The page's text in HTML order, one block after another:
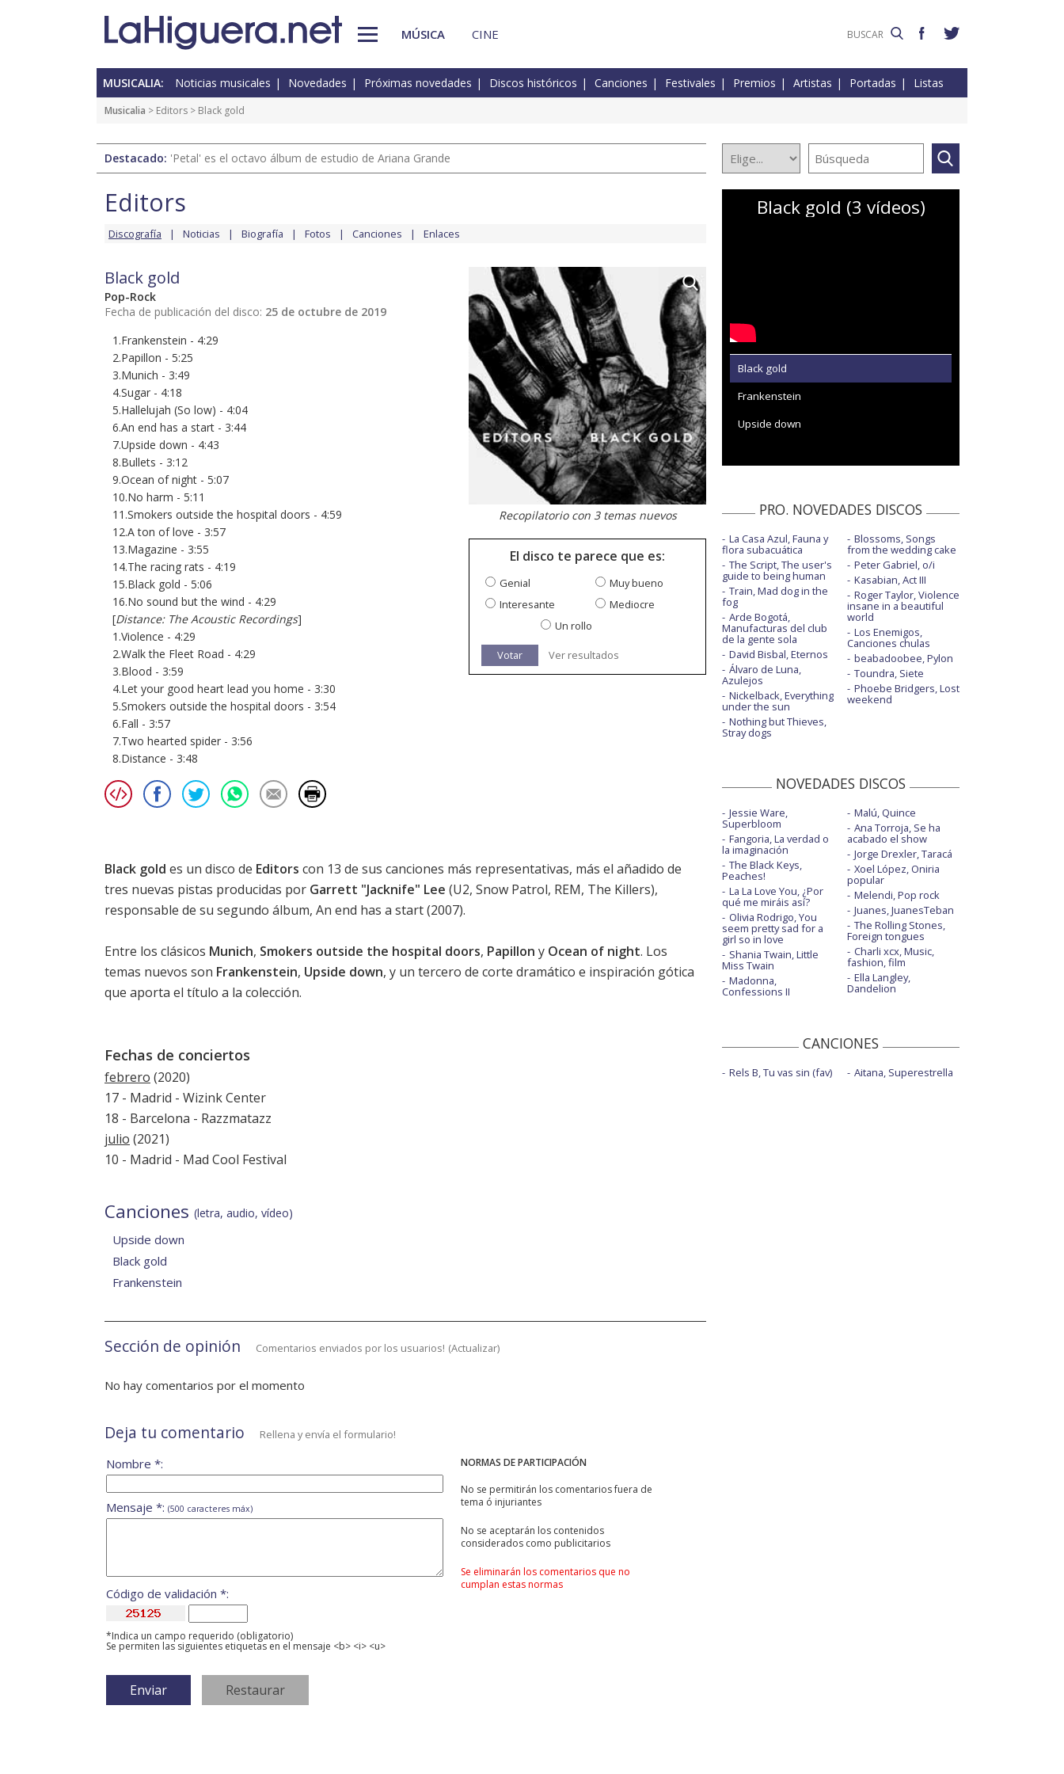
MÚSICA CINE
MUSICALIA: Noticias musicales Novedades Próximas novedades Discos históricos Canciones Festivales Premios Artistas Portadas Listas
Musicalia > Editors > Black gold
Destacado: 'Petal' es el octavo álbum de estudio de Ariana Grande
Editors
Discografía Noticias Biografía Fotos Canciones Enlaces
Black gold
Pop-Rock
Fecha de publicación del disco: 25 de octubre de 2019
1.Frankenstein - 4:29
2.Papillon - 5:25
3.Munich - 3:49
4.Sugar - 4:18
5.Hallelujah (So low) - 4:04
6.An end has a start - 3:44
7.Upside down - 4:43
8.Bullets - 3:12
9.Ocean of night - 5:07
10.No harm - 5:11
11.Smokers outside the hospital doors - 4:59
12.A ton of love - 3:57
13.Magazine - 3:55
14.The racing rats - 4:19
15.Black gold - 5:06
16.No sound but the wind - 4:29
[Distance: The Acoustic Recordings]
1.Violence - 4:29
2.Walk the Fleet Road - 4:29
3.Blood - 3:59
4.Let your good heart lead you home - 3:30
5.Smokers outside the hospital doors - 3:54
6.Fall - 3:57
7.Two hearted spider - 3:56
8.Distance - 3:48
Recopilatorio con 3 temas nuevos
El disco te parece que es:
Genial
Muy bueno
Interesante
Mediocre
Un rollo
Votar Ver resultados
Black gold es un disco de Editors con 13 de sus canciones más representativas, más el añadido de
tres nuevas pistas producidas por Garrett "Jacknife" Lee (U2, Snow Patrol, REM, The Killers),
responsable de su segundo álbum, An end has a start(2007).
Entre los clásicos Munich, Smokers outside the hospital doors, Papillon y Ocean of night. Los
temas nuevos son Frankenstein, Upside down, y un tercero de corte dramático e inspiración gótica
que aporta el título a la colección.
Fechas de conciertos
febrero (2020)
17 - Madrid - Wizink Center
18 - Barcelona - Razzmatazz
julio (2021)
10 - Madrid - Mad Cool Festival
Canciones (letra, audio, vídeo)
Upside down
Black gold
Frankenstein
Sección de opinión Comentarios enviados por los usuarios! (Actualizar)
No hay comentarios por el momento
Deja tu comentario Rellena y envía el formulario!
NORMAS DE PARTICIPACIÓN
No se permitirán los comentarios fuera de
tema ó injuriantes
No se aceptarán los contenidos
considerados como publicitarios
Se eliminarán los comentarios que no
cumplan estas normas
Nombre *:
Mensaje *: (500 caracteres máx)
Código de validación *:
*Indica un campo requerido (obligatorio)
Se permiten las siguientes etiquetas en el mensaje <b> <i> <u>
Black gold (3 vídeos)
Black gold
Frankenstein
Upside down
PRO. NOVEDADES DISCOS
La Casa Azul, Fauna y
flora subacuática
The Script, The user's
guide to being human
Train, Mad dog in the
fog
Arde Bogotá,
Manufacturas del club
de la gente sola
David Bisbal, Eternos
Álvaro de Luna,
Azulejos
Nickelback, Everything
under the sun
Nothing but Thieves,
Stray dogs
Blossoms, Songs
from the wedding cake
Peter Gabriel, o/i
Kasabian, Act III
Roger Taylor, Violence
insane in a beautiful
world
Los Enemigos,
Canciones chulas
beabadoobee, Pylon
Toundra, Siete
Phoebe Bridgers, Lost
weekend
NOVEDADES DISCOS
Jessie Ware,
Superbloom
Fangoria, La verdad o
la imaginación
The Black Keys,
Peaches!
La La Love You, ¿Por
qué me miráis así?
Olivia Rodrigo, You
seem pretty sad for a
girl so in love
Shania Twain, Little
Miss Twain
Madonna,
Confessions II
Malú, Quince
Ana Torroja, Se ha
acabado el show
Jorge Drexler, Taracá
Xoel López, Oniria
popular
Melendi, Pop rock
Juanes, JuanesTeban
The Rolling Stones,
Foreign tongues
Charli xcx, Music,
fashion, film
Ella Langley,
Dandelion
CANCIONES
Rels B, Tu vas sin (fav) Aitana, Superestrella